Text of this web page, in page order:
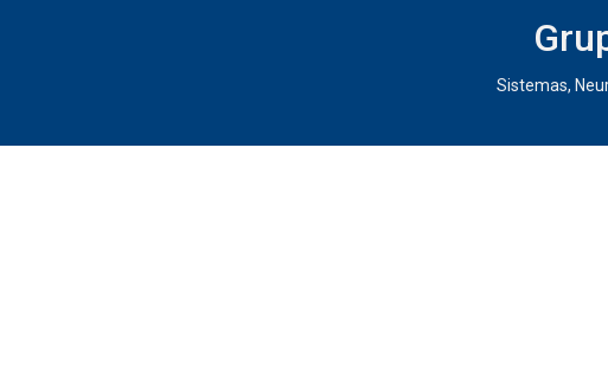
Sistemas,